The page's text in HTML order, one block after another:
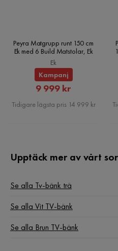
Peyra Matgrupp runt 150 cm
Ek med 6 Build Matstolar, Ek
Ek
Kampanj
Rabatterat
Pris
9 999 kr
Tidigare lägsta pris 14 999 kr
Upptäck mer av vårt
Se alla Tv-bänk trä
Se alla Vit TV-bänk
Se alla Brun TV-bänk